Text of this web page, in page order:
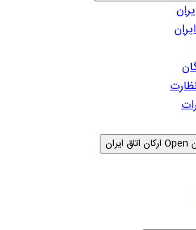
Open ارکان اتاق ایران